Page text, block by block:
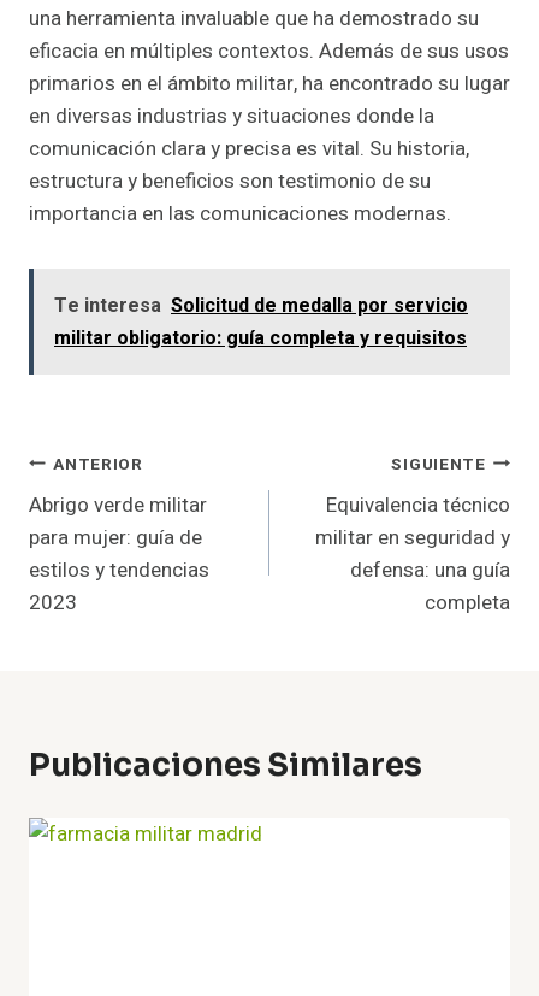
una herramienta invaluable que ha demostrado su
eficacia en múltiples contextos. Además de sus usos
primarios en el ámbito militar, ha encontrado su lugar
en diversas industrias y situaciones donde la
comunicación clara y precisa es vital. Su historia,
estructura y beneficios son testimonio de su
importancia en las comunicaciones modernas.
Te interesa Solicitud de medalla por servicio
militar obligatorio: guía completa y requisitos
Navegación
De
Entradas
ANTERIOR
Abrigo verde militar
para mujer: guía de
estilos y tendencias
2023
SIGUIENTE
Equivalencia técnico
militar en seguridad y
defensa: una guía
completa
Publicaciones Similares